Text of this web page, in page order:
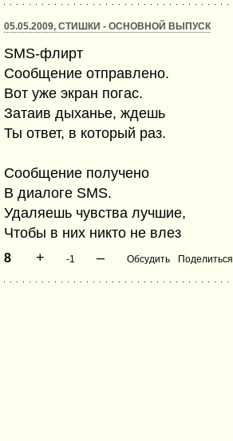
05.05.2009, СТИШКИ - ОСНОВНОЙ ВЫПУСК
SMS-флирт
Сообщение отправлено.
Вот уже экран погас.
Затаив дыханье, ждешь
Ты ответ, в который раз.
Сообщение получено
В диалоге SMS.
Удаляешь чувства лучшие,
Чтобы в них никто не влез
8 + -1 – Обсудить Поделиться